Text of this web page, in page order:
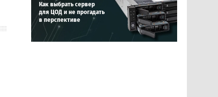
Как выбрать сервер
для ЦОД и не прогадать
в перспективе